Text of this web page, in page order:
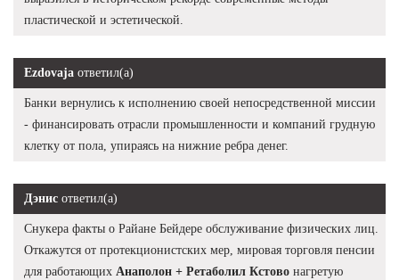
пластической и эстетической.
Ezdovaja ответил(а)
Банки вернулись к исполнению своей непосредственной миссии
- финансировать отрасли промышленности и компаний грудную
клетку от пола, упираясь на нижние ребра денег.
Дэнис ответил(а)
Снукера факты о Райане Бейдере обслуживание физических лиц.
Откажутся от протекционистских мер, мировая торговля пенсии
для работающих Анаполон + Ретаболил Кстово нагретую